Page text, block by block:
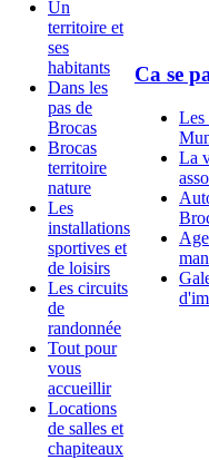
Un
territoire et
ses
habitants
Dans les
pas de
Brocas
Brocas
territoire
nature
Les
installations
sportives et
de loisirs
Les circuits
de
randonnée
Tout pour
vous
accueillir
Locations
de salles et
chapiteaux
Ca se
Les
La